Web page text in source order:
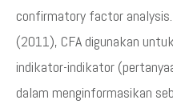
confirmatory factor
(2011), CFA digunakan
indikator-indikator
dalam menginformasikan